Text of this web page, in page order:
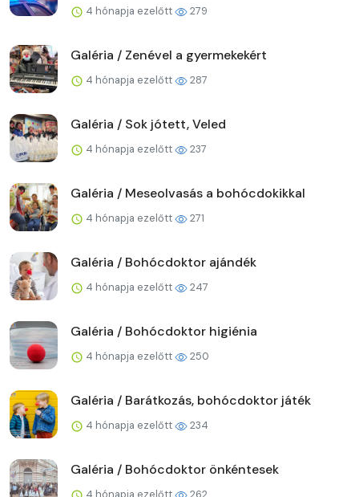
4 hónapja ezelőtt 279
Galéria / Zenével a gyermekekért
4 hónapja ezelőtt 287
Galéria / Sok jótett, Veled
4 hónapja ezelőtt 237
Galéria / Meseolvasás a bohócdokikkal
4 hónapja ezelőtt 271
Galéria / Bohócdoktor ajándék
4 hónapja ezelőtt 247
Galéria / Bohócdoktor higiénia
4 hónapja ezelőtt 250
Galéria / Barátkozás, bohócdoktor játék
4 hónapja ezelőtt 234
Galéria / Bohócdoktor önkéntesek
4 hónapja ezelőtt 262